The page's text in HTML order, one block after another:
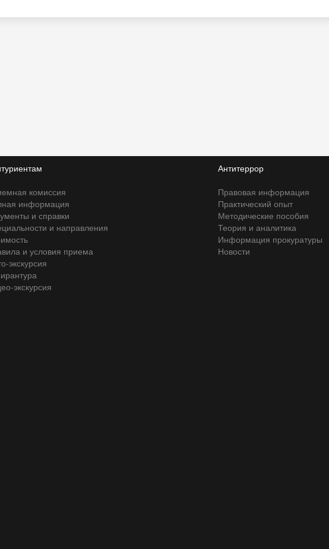
комиссия
информация
и справки
и направления
и условия приема
экскурсия
экскурсия
Антитеррор
Правовая информация
Практический опыт
Методические пособия
Теория и аналитика
Информация прокуратуры
Новости